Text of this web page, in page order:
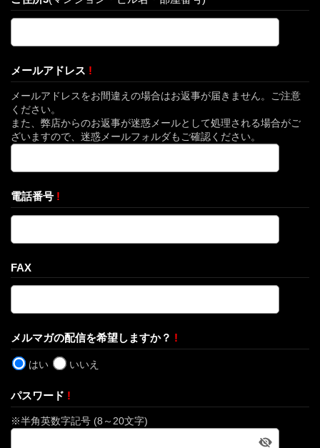
メールアドレス !
メールアドレスをお間違えの場合はお返事が届きません。ご注意
ください。
また、弊店からのお返事が迷惑メールとして処理される場合がご
ざいますので、迷惑メールフォルダもご確認ください。
電話番号 !
FAX
メルマガの配信を希望しますか？ !
はい いいえ
パスワード !
※半角英数字記号 (8～20文字)